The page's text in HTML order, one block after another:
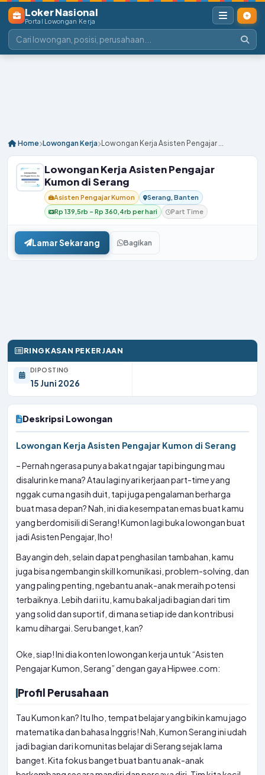
Loker Nasional
Portal Lowongan Kerja
Home Lowongan Kerja Lowongan Kerja Asisten Pengajar ...
Lowongan Kerja Asisten Pengajar
Kumon di Serang
Asisten Pengajar Kumon
Serang, Banten
Rp 139,5rb – Rp 360,4rb per hari
Part Time
Lamar Sekarang Bagikan
RINGKASAN PEKERJAAN
DIPOSTING
15 Juni 2026
Deskripsi Lowongan
Lowongan Kerja Asisten Pengajar Kumon di Serang
– Pernah ngerasa punya bakat ngajar tapi bingung mau
disalurin ke mana? Atau lagi nyari kerjaan part-time yang
nggak cuma ngasih duit, tapi juga pengalaman berharga
buat masa depan? Nah, ini dia kesempatan emas buat kamu
yang berdomisili di Serang! Kumon lagi buka lowongan buat
jadi Asisten Pengajar, lho!
Bayangin deh, selain dapat penghasilan tambahan, kamu
juga bisa ngembangin skill komunikasi, problem-solving, dan
yang paling penting, ngebantu anak-anak meraih potensi
terbaiknya. Lebih dari itu, kamu bakal jadi bagian dari tim
yang solid dan suportif, di mana setiap ide dan kontribusi
kamu dihargai. Seru banget, kan?
Oke, siap! Ini dia konten lowongan kerja untuk “Asisten
Pengajar Kumon, Serang” dengan gaya Hipwee.com:
Profil Perusahaan
Tau Kumon kan? Itu lho, tempat belajar yang bikin kamu jago
matematika dan bahasa Inggris! Nah, Kumon Serang ini udah
jadi bagian dari komunitas belajar di Serang sejak lama
banget. Kita fokus banget buat bantu anak-anak